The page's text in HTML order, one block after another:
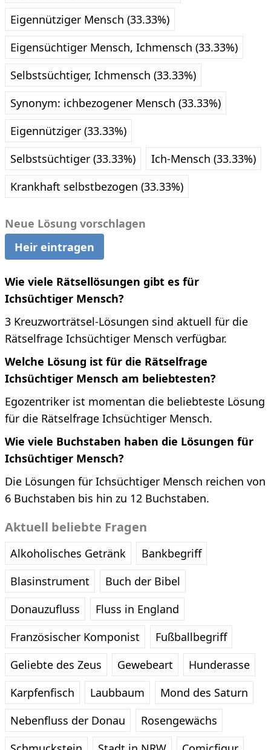
Eigennütziger Mensch (33.33%)
Eigensüchtiger Mensch, Ichmensch (33.33%)
Selbstsüchtiger, Ichmensch (33.33%)
Synonym: ichbezogener Mensch (33.33%)
Eigennütziger (33.33%)
Selbstsüchtiger (33.33%)
Ich-Mensch (33.33%)
Krankhaft selbstbezogen (33.33%)
Neue Lösung vorschlagen
Heir eintragen
Wie viele Rätsellösungen gibt es für
Ichsüchtiger Mensch?
3 Kreuzworträtsel-Lösungen sind aktuell für die
Rätselfrage Ichsüchtiger Mensch verfügbar.
Welche Lösung ist für die Rätselfrage
Ichsüchtiger Mensch am beliebtesten?
Egozentriker ist momentan die beliebteste Lösung
für die Rätselfrage Ichsüchtiger Mensch.
Wie viele Buchstaben haben die Lösungen für
Ichsüchtiger Mensch?
Die Lösungen für Ichsüchtiger Mensch reichen von
6 Buchstaben bis hin zu 12 Buchstaben.
Aktuell beliebte Fragen
Alkoholisches Getränk
Bankbegriff
Blasinstrument
Buch der Bibel
Donauzufluss
Fluss in England
Französischer Komponist
Fußballbegriff
Geliebte des Zeus
Gewebeart
Hunderasse
Karpfenfisch
Laubbaum
Mond des Saturn
Nebenfluss der Donau
Rosengewächs